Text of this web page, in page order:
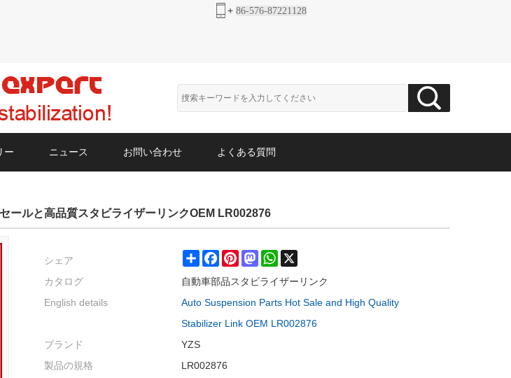
+ 86-576-87221128
ー ニュース お問い合わせ よくある質問
ールと高品質スタビライザーリンクOEM LR002876
シェア ShareFacebookPinterestMastodonWhatsApp
カタログ
自動車部品スタビライザーリンク
English details
Auto Suspension Parts Hot Sale and High Quality
Stabilizer Link OEM LR002876
ブランド
YZS
製品の規格
LR002876